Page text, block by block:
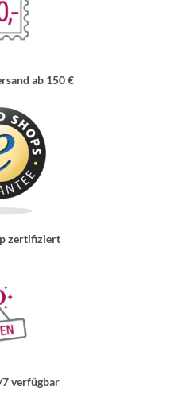
ab 150 €
zertifiziert
verfügbar